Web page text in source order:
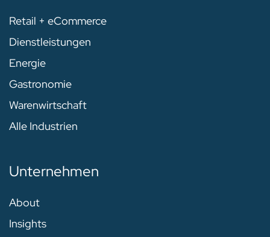
Retail + eCommerce
Dienstleistungen
Energie
Gastronomie
Warenwirtschaft
Alle Industrien
Unternehmen
About
Insights